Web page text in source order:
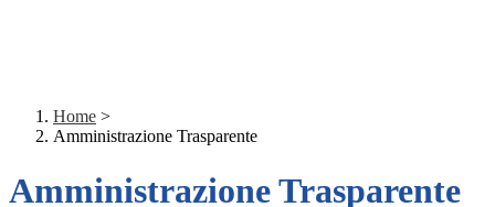
Home >
Amministrazione Trasparente
Amministrazione Trasparente